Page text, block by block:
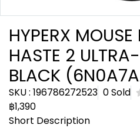
HYPERX MOUSE
HASTE 2
BLACK
SKU : 196786272523 0 Sold
฿1,390
Short Description